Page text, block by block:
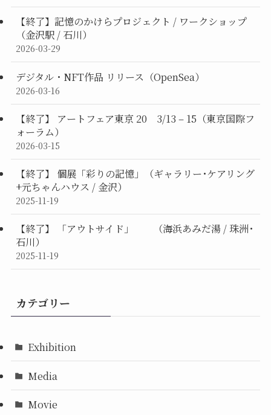
【終了】記憶のかけらプロジェクト / ワークショップ
（金沢駅 / 石川）
2026-03-29
デジタル・NFT作品 リリース（OpenSea）
2026-03-16
【終了】 アートフェア東京 20 3/13 – 15（東京国際フ
ォーラム）
2026-03-15
【終了】 個展「彩りの記憶」（ギャラリー･ケアリング
+元ちゃんハウス / 金沢）
2025-11-19
【終了】 「アウトサイド」 （海浜あみだ湯 / 珠洲･
石川）
2025-11-19
カテゴリー
Exhibition
Media
Movie